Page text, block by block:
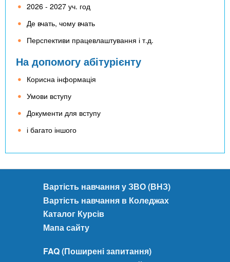
2026 - 2027 уч. год
Де вчать, чому вчать
Перспективи працевлаштування і т.д.
На допомогу абітурієнту
Корисна інформація
Умови вступу
Документи для вступу
і багато іншого
Вартість навчання у ЗВО (ВНЗ)
Вартість навчання в Коледжах
Каталог Курсів
Мапа сайту
FAQ (Поширені запитання)